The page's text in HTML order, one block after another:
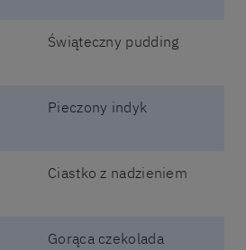
Świąteczny pudding
Pieczony indyk
Ciastko z nadzieniem
Gorąca czekolada